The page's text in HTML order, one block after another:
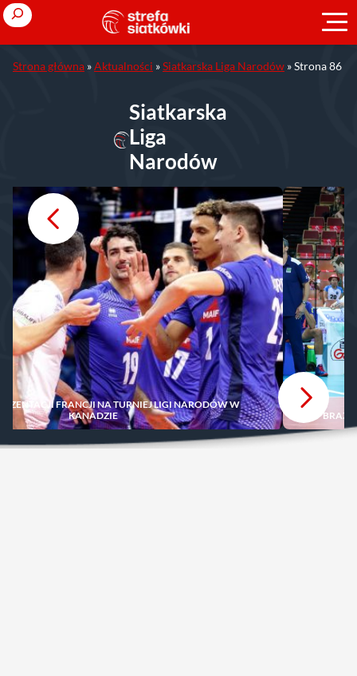
Przejdź
do
treści
Search
Strona główna »Aktualności »Siatkarska Liga Narodów »Strona 86
Siatkarska
Liga
Narodów
FRANCJI NA TURNIEJ LIGI NARODÓW W
KANADZIE